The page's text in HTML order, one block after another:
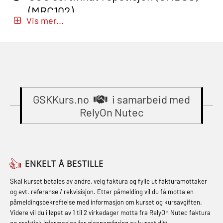
(OBS1052)
Beredskapsledelse (OER109)
Beredskapsledelse – repetisjon
Breathing System (CA-EBS) Initial
Deployment (OBS119)
Compressed Air Emergency
Fallsikring (FAR108)
Førstehjelp – repetisjon (OFA102)
(MBSBLE029)
sikkerhetskurs for offiserer
(MBSBLE024)
STCW Oppdatering videregående
(MBSBLE021)
STCW kombi oppdatering offiserer
og med.behandling (MBS134)
STCW Kombi Oppdatering Offiserer
(MRC102)
learning practical) (RBSBLE002)
Grunnkurs Industrivern (LSC115)
Grunnkurs Røykdykking Industrivern
inkl. brannslukning (FSC121)
Hjertestarter brukerkurs (OFA107)
Røykdykking industrivern –
Vis mer...
GSKKurs.no
i samarbeid med
RelyOn Nutec
ENKELT Å BESTILLE
Skal kurset betales av andre, velg faktura og fylle ut fakturamottaker
og evt. referanse / rekvisisjon. Etter påmelding vil du få motta en
påmeldingsbekreftelse med informasjon om kurset og kursavgiften.
Videre vil du i løpet av 1 til 2 virkedager motta fra RelyOn Nutec faktura